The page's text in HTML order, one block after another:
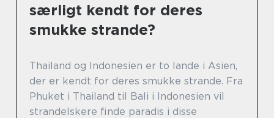
særligt kendt for deres
smukke strande?
Thailand og Indonesien er to lande i Asien,
der er kendt for deres smukke strande. Fra
Phuket i Thailand til Bali i Indonesien vil
strandelskere finde paradis i disse